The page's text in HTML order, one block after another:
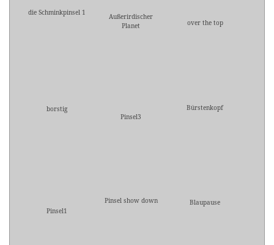
die Schminkpinsel 1
Außerirdischer
Planet
over the top
borstig
Pinsel3
Bürstenkopf
Pinsel1
Pinsel show down Blaupause